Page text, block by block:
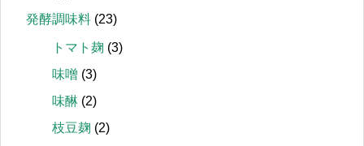
発酵調味料 (23)
トマト麹 (3)
味噌 (3)
味醂 (2)
枝豆麹 (2)